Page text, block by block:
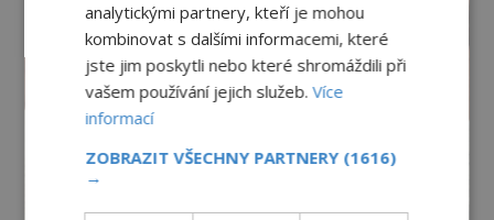
analytickými partnery, kteří je mohou
kombinovat s dalšími informacemi, které
jste jim poskytli nebo které shromáždili při
vašem používání jejich služeb.Více
informací
ZOBRAZIT VŠECHNY PARTNERY (1616)
→